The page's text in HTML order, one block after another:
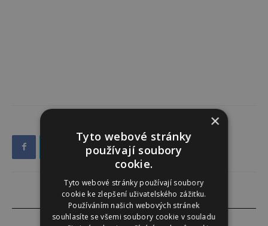
×
Tyto webové stránky
používají soubory
cookie.
Tyto webové stránky používají soubory
cookie ke zlepšení uživatelského zážitku.
Používáním našich webových stránek
souhlasíte se všemi soubory cookie v souladu